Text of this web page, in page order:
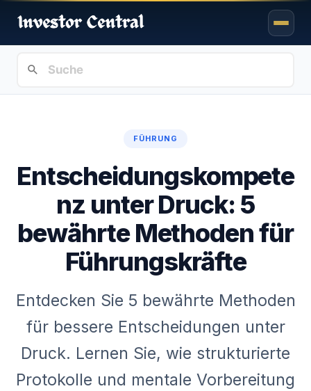
FÜHRUNG
Entscheidungskompete
nz unter Druck: 5
bewährte Methoden für
Führungskräfte
Entdecken Sie 5 bewährte Methoden
für bessere Entscheidungen unter
Druck. Lernen Sie, wie strukturierte
Protokolle und mentale Vorbereitung